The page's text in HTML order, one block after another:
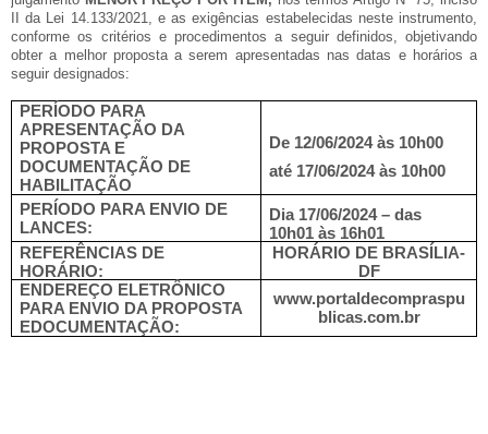
II da Lei 14.133/2021, e as exigências estabelecidas neste instrumento,
conforme os critérios e procedimentos a seguir definidos, objetivando
obter a melhor proposta a serem apresentadas nas datas e horários a
seguir designados:
PERÍODO PARA
APRESENTAÇÃO DA
PROPOSTA E
DOCUMENTAÇÃO DE
HABILITAÇÃO
De 12/06/2024 às 10h00
até 17/06/2024 às 10h00
PERÍODO PARA ENVIO DE
LANCES:
Dia 17/06/2024 – das
10h01 às 16h01
REFERÊNCIAS DE
HORÁRIO:
HORÁRIO DE BRASÍLIA-
DF
ENDEREÇO ELETRÔNICO
PARA ENVIO DA PROPOSTA
EDOCUMENTAÇÃO:
www.portaldecompraspu
blicas.com.br